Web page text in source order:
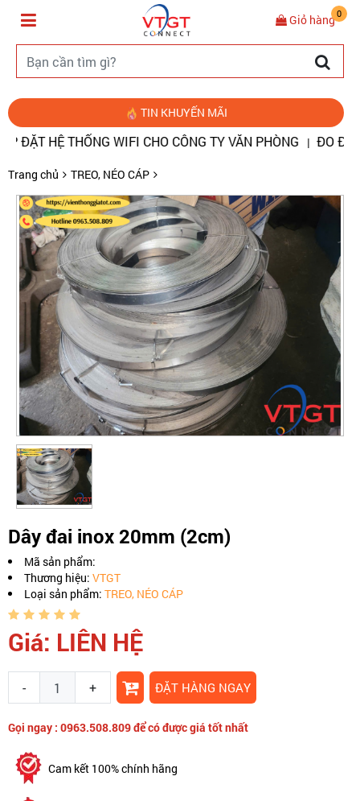
Giỏ hàng0
TIN KHUYẾN MÃI
THỐNG WIFI CHO CÔNG TY VĂN PHÒNG |ĐO ĐIỂM ĐỨT,
Trang chủ TREO, NÉO CÁP
Dây đai inox 20mm (2cm)
Mã sản phẩm:
Thương hiệu: VTGT
Loại sản phẩm: TREO, NÉO CÁP
Giá: LIÊN HỆ
- + ĐẶT HÀNG NGAY
Gọi ngay : 0963.508.809 để có được giá tốt nhất
Cam kết 100% chính hãng